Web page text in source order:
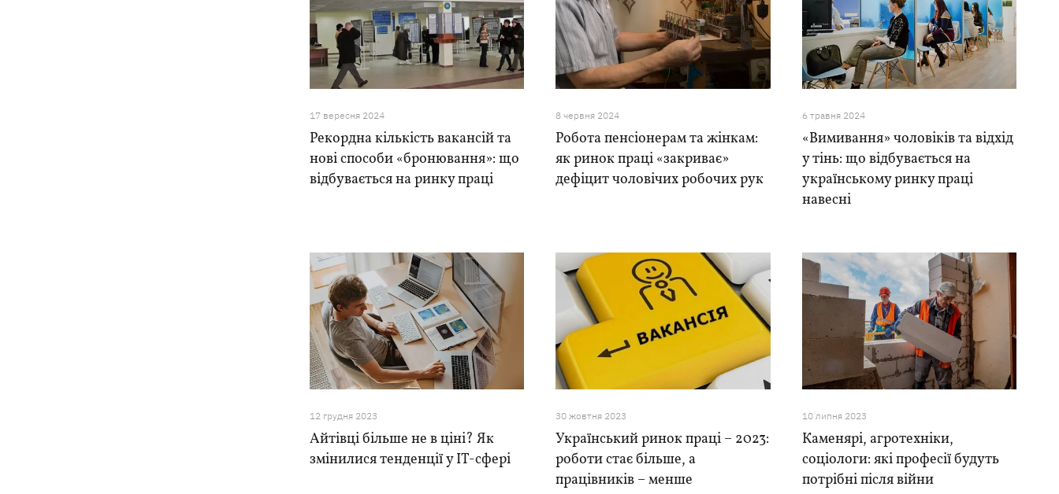
17 вересня 2024
Рекордна кількість вакансій та
нові способи «бронювання»: що
відбувається на ринку праці
8 червня 2024
Робота пенсіонерам та жінкам:
як ринок праці «закриває»
дефіцит чоловічих робочих рук
6 травня 2024
«Вимивання» чоловіків та відхід
у тінь: що відбувається на
українському ринку праці
навесні
12 грудня 2023
Айтівці більше не в ціні? Як
змінилися тенденції у ІТ-сфері
30 жовтня 2023
Український ринок праці – 2023:
роботи стає більше, а
працівників – менше
10 липня 2023
Каменярі, агротехніки,
соціологи: які професії будуть
потрібні після війни